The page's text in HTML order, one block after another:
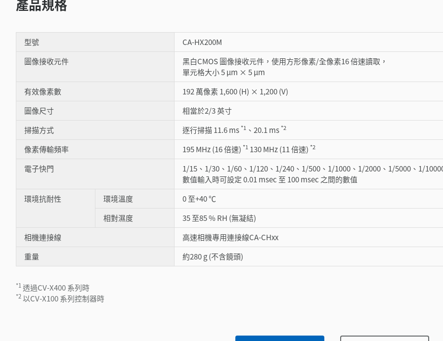
產品規格
型號
CA-HX200M
圖像接收元件
黑白CMOS 圖像接收元件，使用方形像素/全像素16 倍速讀取，
單元格大小 5 µm × 5 µm
有效像素數
192 萬像素 1,600 (H) × 1,200 (V)
圖像尺寸
相當於2/3 英寸
掃描方式
逐行掃描 11.6 ms *1 、20.1 ms *2
像素傳輸頻率 195 MHz (16 倍速) *1 130 MHz (11 倍速) *2
電子快門
1/15、1/30、1/60、1/120、1/240、1/500、1/1000、1/2000、1/5000、1/
數值輸入時可設定 0.01 msec 至 100 msec 之間的數值
環境抗耐性
環境溫度
0 至+40 ℃
相對濕度
35 至85 % RH (無凝結)
相機連接線
高速相機專用連接線CA-CHxx
重量
約280 g (不含鏡頭)
*1 透過CV-X400 系列時
*2以CV-X100 系列控制器時